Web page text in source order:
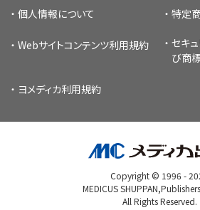
個人情報について 特定
Webサイトコンテンツ利用規約 セキ
び商
ヨメディカ利用規約
Copyright © 1996 -
MEDICUS
All Rights Reserved.